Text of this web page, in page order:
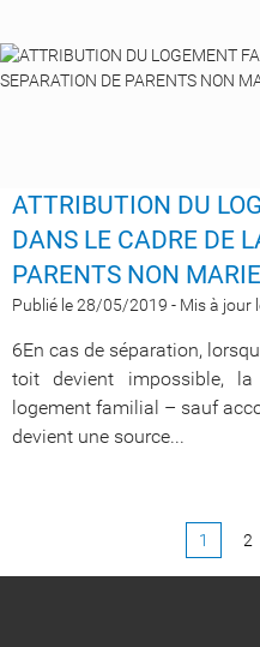
ATTRIBUTION DU
DANS LE CADRE DE
PARENTS NON
Publié le 28/05/2019 - Mis à jour
6En cas de séparation,
toit devient impossible,
logement familial – sauf
devient une source...
1 2